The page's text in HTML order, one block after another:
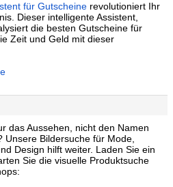
für Gutscheine revolutioniert Ihr
Dieser intelligente Assistent,
die besten Gutscheine für
Zeit und Geld mit dieser
das Aussehen, nicht den Namen
Unsere Bildersuche für Mode,
Design hilft weiter. Laden Sie ein
Sie die visuelle Produktsuche